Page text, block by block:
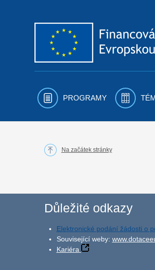
PROGRAMY
Na začátek stránky
Důležité odkazy
Elektronické podání žádosti o
Související weby:
Kariéra